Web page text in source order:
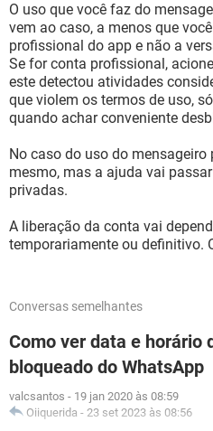
O uso que você faz do
vem ao caso, a menos que
profissional do app e não a
Se for conta profissional,
este detectou atividades
que violem os termos de uso,
quando achar conveniente
No caso do uso do mensageiro
mesmo, mas a ajuda vai
privadas.
A liberação da conta vai
temporariamente ou definitivo.
Conversas semelhantes
Como ver data e horário
bloqueado do WhatsApp
valcsantos - 19 jan 2020 às 08:59
Oiiquerida - 23 set 2023 às 08:56